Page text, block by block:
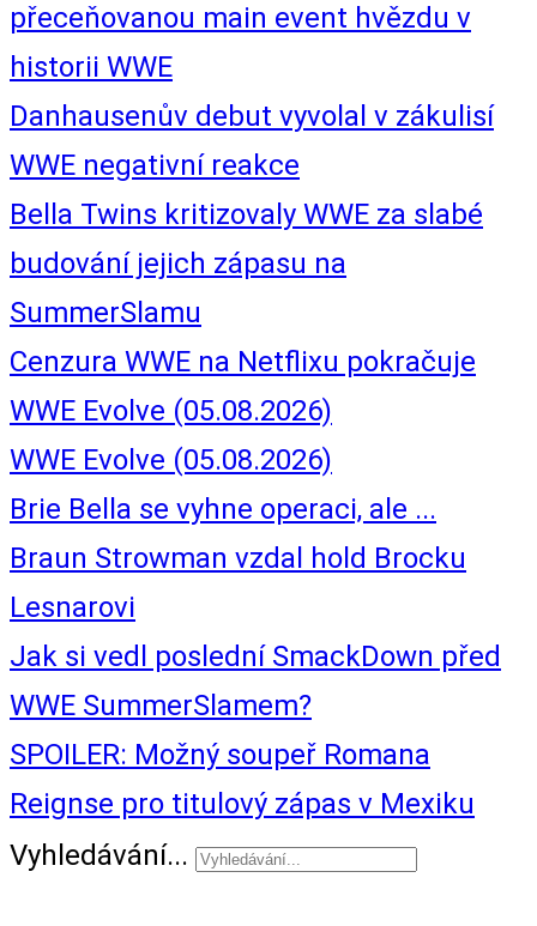
přeceňovanou main event hvězdu v
historii WWE
Danhausenův debut vyvolal v zákulisí
WWE negativní reakce
Bella Twins kritizovaly WWE za slabé
budování jejich zápasu na
SummerSlamu
Cenzura WWE na Netflixu pokračuje
WWE Evolve (05.08.2026)
WWE Evolve (05.08.2026)
Brie Bella se vyhne operaci, ale ...
Braun Strowman vzdal hold Brocku
Lesnarovi
Jak si vedl poslední SmackDown před
WWE SummerSlamem?
SPOILER: Možný soupeř Romana
Reignse pro titulový zápas v Mexiku
Vyhledávání...